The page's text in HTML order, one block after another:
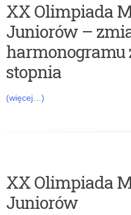
XX Olimpiada
Juniorów –
harmonogramu
stopnia
(więcej…)
XX Olimpiada
Juniorów